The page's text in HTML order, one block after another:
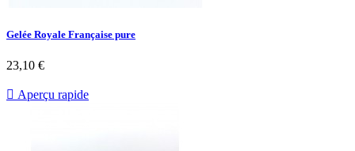
Gelée Royale Française pure
23,10 €
 Aperçu rapide